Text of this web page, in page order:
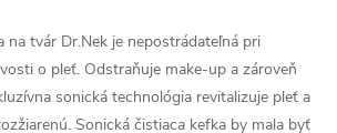
na tvár Dr.Nek je nepostrádateľná pri
o pleť. Odstraňuje make-up a zároveň
sonická technológia revitalizuje pleť a
Sonická čistiaca kefka by mala byť